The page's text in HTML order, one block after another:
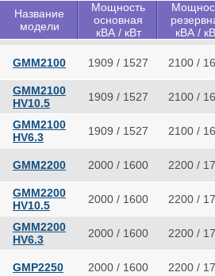
Название
модели
Мощность
основная
кВА / кВт
кВА /
GMM2100 1909 / 1527 2100 /
GMM2100
HV10.5
1909 / 1527 2100 /
GMM2100
HV6.3
1909 / 1527 2100 /
GMM2200 2000 / 1600 2200 /
GMM2200
HV10.5
2000 / 1600 2200 /
GMM2200
HV6.3
2000 / 1600 2200 /
GMP2250 2000 / 1600 2200 /